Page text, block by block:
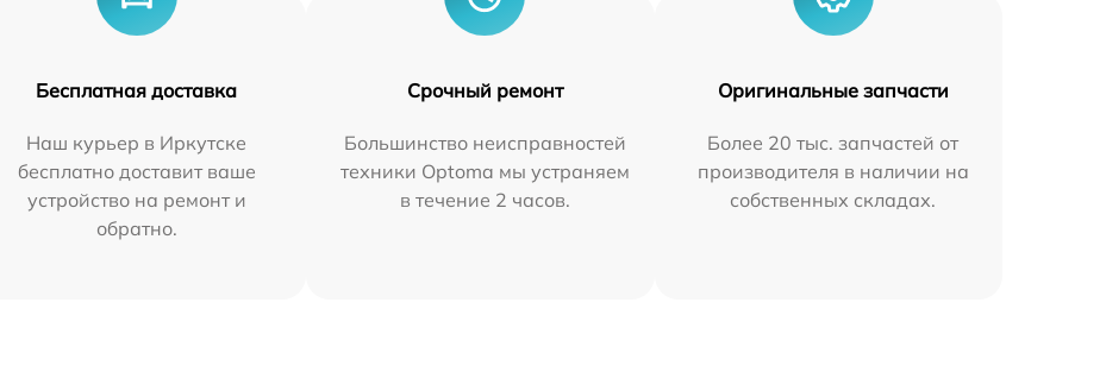
Бесплатная доставка
Наш курьер в Иркутске
бесплатно доставит ваше
устройство на ремонт и
обратно.
Срочный ремонт
Большинство неисправностей
техники Optoma мы устраняем
в течение 2 часов.
Оригинальные запчасти
Более 20 тыс. запчастей от
производителя в наличии на
собственных складах.